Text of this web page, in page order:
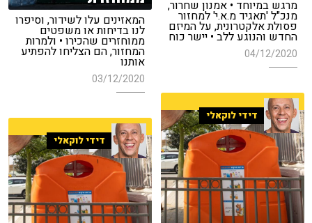
מרגש במיוחד • אמנון שחרור,
מנכ"ל 'תאגיד מ.א.י' למחזור
פסולת אלקטרונית, על המיזם
החדש והנוגע ללב • יישר כוח
04/12/2020
המאזינים עלו לשידור, וסיפרו
לנו בדיחות או משפטים
ממוחזרים שהכירו • ולמרות
המחזור, הם הצליחו להפתיע
אותנו
03/12/2020
דידי לוקאלי
דידי לוקאלי